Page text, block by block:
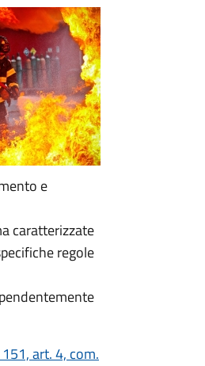
e
caratterizzate
regole
art. 4, com.